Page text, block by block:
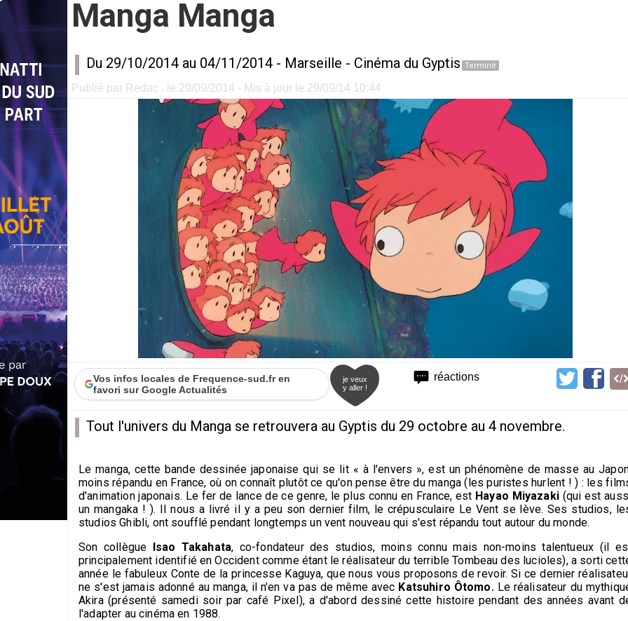
Manga Manga
Du 29/10/2014 au 04/11/2014 - Marseille - Cinéma du Gyptis Terminé
Publié par Redac . le 29/09/2014 - Mis à jour le 29/09/14 10:44
réactions
Vos infos locales de Frequence-sud.fr en
favori sur Google Actualités
je veux
y aller !
Tout l'univers du Manga se retrouvera au Gyptis du 29 octobre au 4 novembre.
Le manga, cette bande dessinée japonaise qui se lit « à l'envers », est un phénomène de masse au
moins répandu en France, où on connaît plutôt ce qu'on pense être du manga (les puristes hurlent ! ) : les
d'animation japonais. Le fer de lance de ce genre, le plus connu en France, est Hayao Miyazaki(qui est
un mangaka ! ). Il nous a livré il y a peu son dernier film, le crépusculaire Le Vent se lève. Ses studios,
studios Ghibli, ont soufflé pendant longtemps un vent nouveau qui s'est répandu tout autour du monde.
Son collègue Isao Takahata, co-fondateur des studios, moins connu mais non-moins talentueux (il
principalement identifié en Occident comme étant le réalisateur du terrible Tombeau des lucioles), a sorti
année le fabuleux Conte de la princesse Kaguya, que nous vous proposons de revoir. Si ce dernier
ne s'est jamais adonné au manga, il n'en va pas de même avec Katsuhiro Ôtomo.Le réalisateur du
Akira (présenté samedi soir par café Pixel), a d'abord dessiné cette histoire pendant des années avant
l'adapter au cinéma en 1988.